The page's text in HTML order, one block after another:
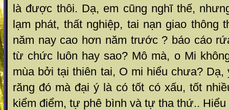
là được thôi. Dạ, em cũng nghĩ thế,
lạm phát, thất nghiệp, tai nạn giao thông
năm nay cao hơn năm trước ? báo cáo
từ chức luôn hay sao? Mô mà, o Mi
mùa bởi tại thiên tai, O mi hiểu chưa? Dạ,
răng đó mà đại ý là có tốt có xấu, tốt
kiểm điểm, tự phê bình và tự tha thứ..